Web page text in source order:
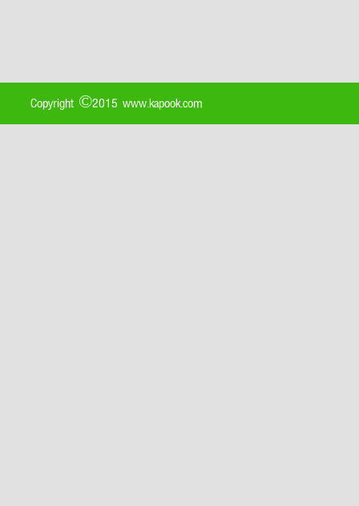
Copyright ©2015 www.kapook.com